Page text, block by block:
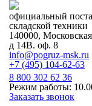
официальный
складской техники
140000,
д 14В. оф. 8
info@pogruz-msk.ru
+7 (495) 104-62-63
8 800 302 62 36
Режим работы:
Заказать звонок